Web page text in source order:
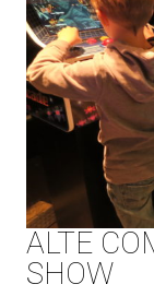
ALTE
SHOW